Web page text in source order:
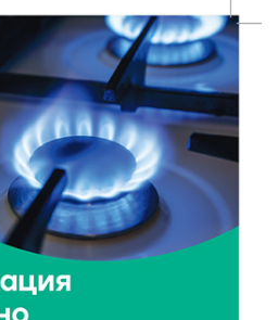
церкви
ребята в Андреапольском
168
программы «Земский
Тверской области